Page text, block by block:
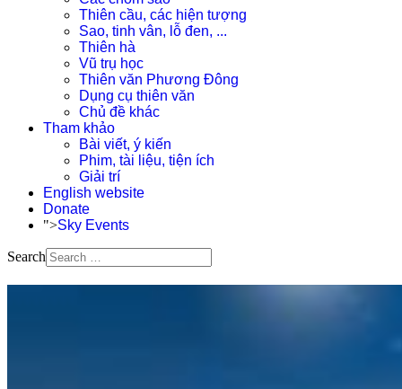
Thiên cầu, các hiện tượng
Sao, tinh vân, lỗ đen, ...
Thiên hà
Vũ trụ học
Thiên văn Phương Đông
Dụng cụ thiên văn
Chủ đề khác
Tham khảo
Bài viết, ý kiến
Phim, tài liệu, tiện ích
Giải trí
English website
Donate
">Sky Events
Search